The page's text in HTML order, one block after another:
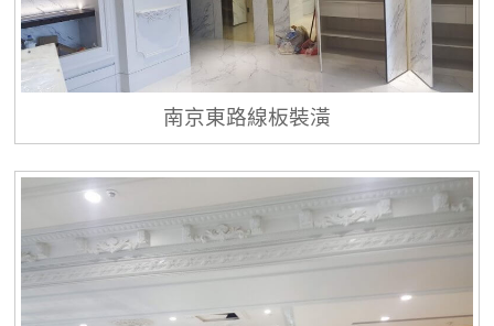
南京東路線板裝潢